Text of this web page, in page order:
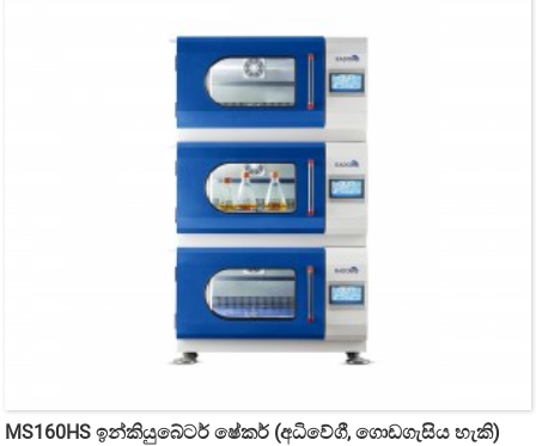
MS160HS ඉන්කියුබේටර් ෂේකර් (අධිවේගී, ගොඩගැසිය හැකි)